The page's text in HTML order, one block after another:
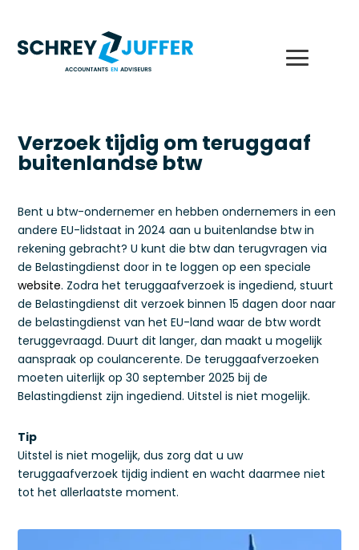
Verzoek tijdig om teruggaaf
buitenlandse btw
Bent u btw-ondernemer en hebben ondernemers in een
andere EU-lidstaat in 2024 aan u buitenlandse btw in
rekening gebracht? U kunt die btw dan terugvragen via
de Belastingdienst door in te loggen op een speciale
website. Zodra het teruggaafverzoek is ingediend, stuurt
de Belastingdienst dit verzoek binnen 15 dagen door naar
de belastingdienst van het EU-land waar de btw wordt
teruggevraagd. Duurt dit langer, dan maakt u mogelijk
aanspraak op coulancerente. De teruggaafverzoeken
moeten uiterlijk op 30 september 2025 bij de
Belastingdienst zijn ingediend. Uitstel is niet mogelijk.
Tip
Uitstel is niet mogelijk, dus zorg dat u uw
teruggaafverzoek tijdig indient en wacht daarmee niet
tot het allerlaatste moment.